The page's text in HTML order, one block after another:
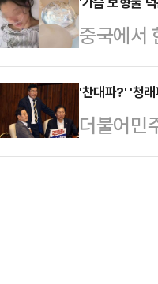
다. 쉽게
에 대해
어들면서
를 통과
자료 제
의혹에
으로도
당상이라
담회도
중국에서
다. 이 여
건졌다
40분쯤
성에게
'찬대파?' '청
더불어민
랐다. 국